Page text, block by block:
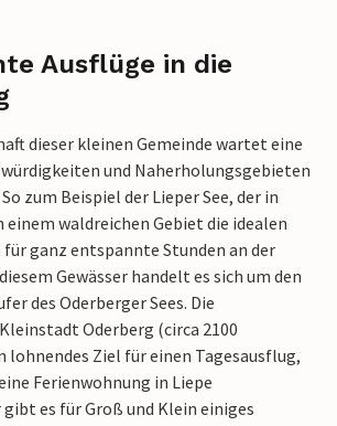
Ausflüge in die
dieser kleinen Gemeinde wartet eine
und Naherholungsgebieten
zum Beispiel der Lieper See, der in
einem waldreichen Gebiet die idealen
ganz entspannte Stunden an der
Gewässer handelt es sich um den
des Oderberger Sees. Die
Oderberg (circa 2100
lohnendes Ziel für einen Tagesausflug,
Ferienwohnung in Liepe
es für Groß und Klein einiges